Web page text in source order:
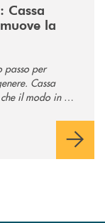
Cassa
la
passo per
Cassa
il modo in cui